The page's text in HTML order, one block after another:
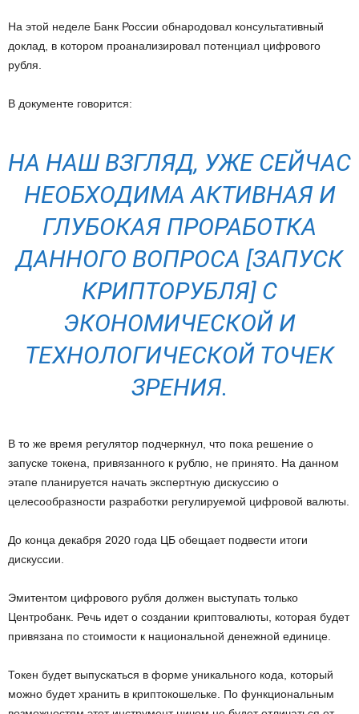
На этой неделе Банк России обнародовал консультативный
доклад, в котором проанализировал потенциал цифрового
рубля.
В документе говорится:
НА НАШ ВЗГЛЯД, УЖЕ СЕЙЧАС
НЕОБХОДИМА АКТИВНАЯ И
ГЛУБОКАЯ ПРОРАБОТКА
ДАННОГО ВОПРОСА [ЗАПУСК
КРИПТОРУБЛЯ] С
ЭКОНОМИЧЕСКОЙ И
ТЕХНОЛОГИЧЕСКОЙ ТОЧЕК
ЗРЕНИЯ.
В то же время регулятор подчеркнул, что пока решение о
запуске токена, привязанного к рублю, не принято. На данном
этапе планируется начать экспертную дискуссию о
целесообразности разработки регулируемой цифровой валюты.
До конца декабря 2020 года ЦБ обещает подвести итоги
дискуссии.
Эмитентом цифрового рубля должен выступать только
Центробанк. Речь идет о создании криптовалюты, которая будет
привязана по стоимости к национальной денежной единице.
Токен будет выпускаться в форме уникального кода, который
можно будет хранить в криптокошельке. По функциональным